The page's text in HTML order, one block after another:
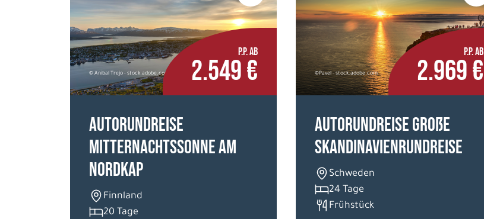
© Anibal Trejo - stock.adobe.com
P.P. AB
2.549 €
Autorundreise
Mitternachtssonne am
Nordkap
Finnland
20 Tage
©Pavel - stock.adobe.com
P.P. AB
2.969 €
Autorundreise Große
Skandinavienrundreise
Schweden
24 Tage
Frühstück